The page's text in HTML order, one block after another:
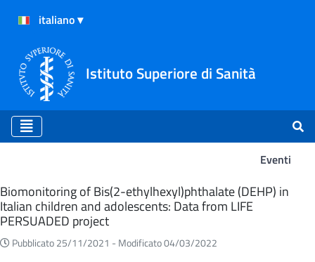
Istituto Superiore di Sanità
Eventi
Eventi
Biomonitoring of Bis(2-ethylhexyl)phthalate (DEHP) in
Italian children and adolescents: Data from LIFE
PERSUADED project
Pubblicato 25/11/2021 - Modificato 04/03/2022